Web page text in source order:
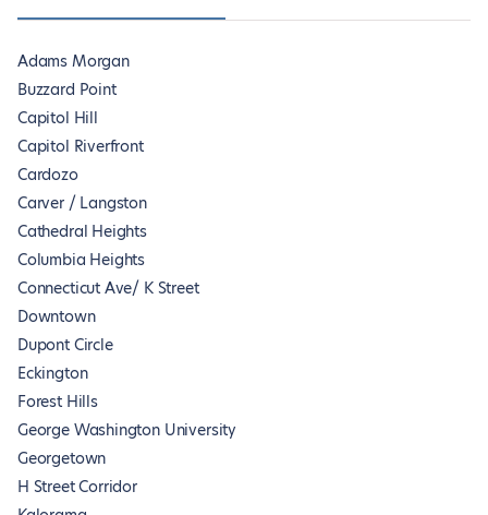
Adams Morgan
Buzzard Point
Capitol Hill
Capitol Riverfront
Cardozo
Carver / Langston
Cathedral Heights
Columbia Heights
Connecticut Ave/ K Street
Downtown
Dupont Circle
Eckington
Forest Hills
George Washington University
Georgetown
H Street Corridor